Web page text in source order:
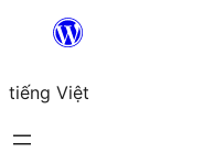
Chuyển
phần
nội
tiếng Việt